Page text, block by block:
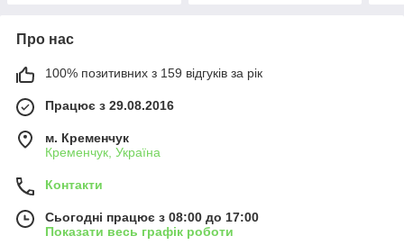
Про нас
100% позитивних з 159 відгуків за рік
Працює з 29.08.2016
м. Кременчук
Кременчук, Україна
Контакти
Сьогодні працює з 08:00 до 17:00
Показати весь графік роботи